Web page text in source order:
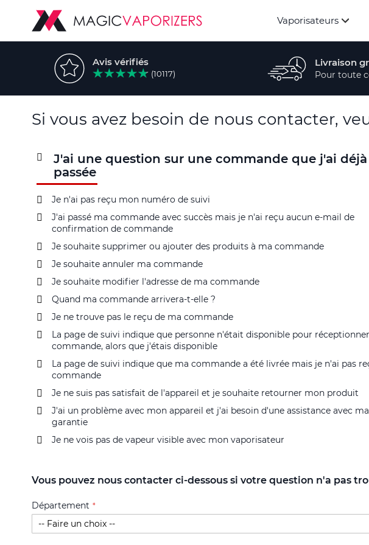
Vaporisateurs
Avis vérifiés
(10117)
Livraison
Pour toute
Si vous avez besoin de nous contacter,
J'ai une question sur une commande que j'ai déjà
passée
Je n'ai pas reçu mon numéro de suivi
J'ai passé ma commande avec succès mais je n'ai reçu aucun e-mail de
confirmation de commande
Je souhaite supprimer ou ajouter des produits à ma commande
Je souhaite annuler ma commande
Je souhaite modifier l'adresse de ma commande
Quand ma commande arrivera-t-elle ?
Je ne trouve pas le reçu de ma commande
La page de suivi indique que personne n'était disponible pour
commande, alors que j'étais disponible
La page de suivi indique que ma commande a été livrée mais je n'ai pas
commande
Je ne suis pas satisfait de l'appareil et je souhaite retourner mon produit
J'ai un problème avec mon appareil et j'ai besoin d'une assistance avec ma
garantie
Je ne vois pas de vapeur visible avec mon vaporisateur
Vous pouvez nous contacter ci-dessous si votre question n'a pas
Département